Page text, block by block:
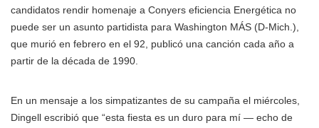
candidatos rendir homenaje a Conyers eficiencia Energética no
puede ser un asunto partidista para Washington MÁS (D-Mich.),
que murió en febrero en el 92, publicó una canción cada año a
partir de la década de 1990.
En un mensaje a los simpatizantes de su campaña el miércoles,
Dingell escribió que “esta fiesta es un duro para mí — echo de